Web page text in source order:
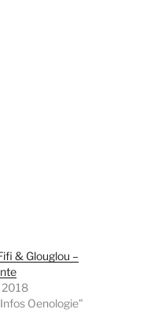
& Glouglou –
2018
Oenologie"